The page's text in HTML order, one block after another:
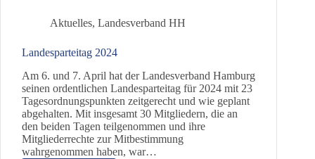
Aktuelles, Landesverband HH
Landesparteitag 2024
Am 6. und 7. April hat der Landesverband Hamburg
seinen ordentlichen Landesparteitag für 2024 mit 23
Tagesordnungspunkten zeitgerecht und wie geplant
abgehalten. Mit insgesamt 30 Mitgliedern, die an
den beiden Tagen teilgenommen und ihre
Mitgliederrechte zur Mitbestimmung
wahrgenommen haben, war…